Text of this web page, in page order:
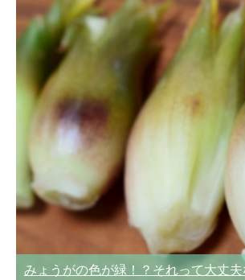
みょうがの色が緑！？それって大丈